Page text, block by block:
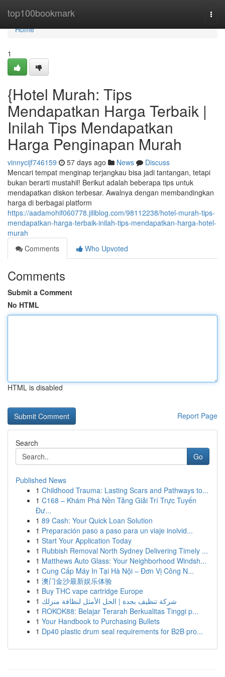
top100bookmark
Home
Home
1
{Hotel Murah: Tips
Mendapatkan Harga Terbaik |
Inilah Tips Mendapatkan
Harga Penginapan Murah
vinnycijf746159 57 days ago News
Discuss
Mencari tempat menginap terjangkau bisa jadi tantangan, tetapi
bukan berarti mustahil! Berikut adalah beberapa tips untuk
mendapatkan diskon terbesar. Awalnya dengan membandingkan
harga di berbagai platform
https://aadamohif060778.jiliblog.com/98112238/hotel-murah-tips-
mendapatkan-harga-terbaik-inilah-tips-mendapatkan-harga-hotel-
murah
Comments
Who Upvoted
Comments
Submit a Comment
No HTML
HTML is disabled
Report Page
Search
Go
Published News
1 Childhood Trauma: Lasting Scars and Pathways to...
1 C168 – Khám Phá Nền Tảng Giải Trí Trực Tuyến
Đư...
1 89 Cash: Your Quick Loan Solution
1 Preparación paso a paso para un viaje inolvid...
1 Start Your Application Today
1 Rubbish Removal North Sydney Delivering Timely ...
1 Matthews Auto Glass: Your Neighborhood Windsh...
1 Cung Cấp Máy In Tại Hà Nội – Đơn Vị Công N...
1 澳门金沙最新娱乐体验
1 Buy THC vape cartridge Europe
1 شركة تنظيف بجدة | الحل الأمثل لنظافة منزلك
1 ROKOK88: Belajar Terarah Berkualitas Tinggi p...
1 Your Handbook to Purchasing Bullets
1 Dp40 plastic drum seal requirements for B2B pro...